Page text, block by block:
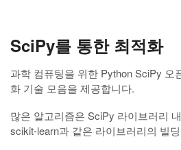
SciPy를 통한 최적화
과학 컴퓨팅을 위한 Python SciPy 오
화 기술 모음을 제공합니다.
많은 알고리즘은 SciPy 라이브러리
scikit-learn과 같은 라이브러리의 빌